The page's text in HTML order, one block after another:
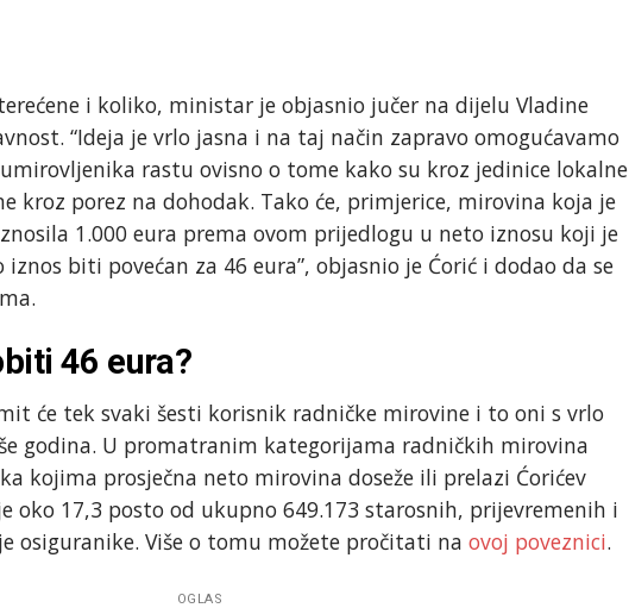
i koliko, ministar je objasnio jučer na dijelu Vladine
“Ideja je vrlo jasna i na taj način zapravo omogućavamo
rastu ovisno o tome kako su kroz jedinice lokalne
kroz porez na dohodak. Tako će, primjerice, mirovina koja je
1.000 eura prema ovom prijedlogu u neto iznosu koji je
biti povećan za 46 eura”, objasnio je Ćorić i dodao da se
46 eura?
će tek svaki šesti korisnik radničke mirovine i to oni s vrlo
godina. U promatranim kategorijama radničkih mirovina
kojima prosječna neto mirovina doseže ili prelazi Ćorićev
oko 17,3 posto od ukupno 649.173 starosnih, prijevremenih i
osiguranike. Više o tomu možete pročitati na ovoj poveznici.
OGLAS